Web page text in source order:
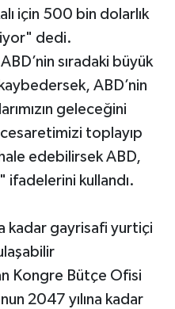
için 500 bin dolarlık
dedi.
sıradaki büyük
ABD’nin
geleceğini
toplayıp
edebilirsek ABD,
kullandı.
kadar gayrisafi yurtiçi
Kongre Bütçe Ofisi
2047 yılına kadar